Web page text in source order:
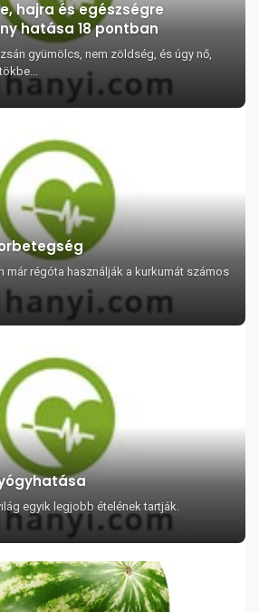
hajra és egészségre
hatása 18 pontban
gyümölcs, nem zöldség, és úgy nő,
már régóta használják a kurkumát számos
egyik legjobb ételének tartják.